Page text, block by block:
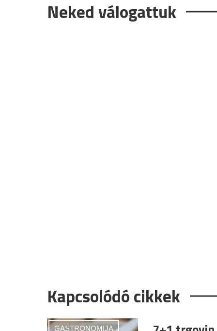
Neked válogattuk
Kapcsolódó cikkek
GASTRONOMIJA